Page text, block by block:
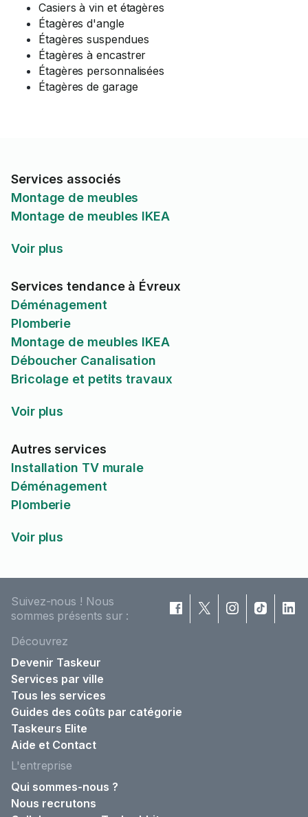
Casiers à vin et étagères
Étagères d'angle
Étagères suspendues
Étagères à encastrer
Étagères personnalisées
Étagères de garage
Services associés
Montage de meubles
Montage de meubles IKEA
Voir plus
Services tendance à Évreux
Déménagement
Plomberie
Montage de meubles IKEA
Déboucher Canalisation
Bricolage et petits travaux
Voir plus
Autres services
Installation TV murale
Déménagement
Plomberie
Voir plus
Suivez-nous ! Nous
sommes présents sur :
Découvrez
Devenir Taskeur
Services par ville
Tous les services
Guides des coûts par catégorie
Taskeurs Elite
Aide et Contact
L'entreprise
Qui sommes-nous ?
Nous recrutons